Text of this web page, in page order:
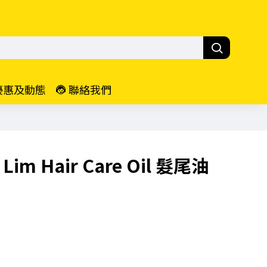
惠及動態 聯絡我們
Hair Care Oil 髮尾油